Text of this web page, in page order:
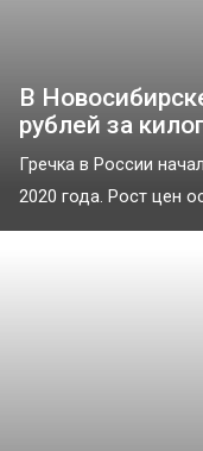
В
рублей за
Гречка в России
2020 года. Рост цен